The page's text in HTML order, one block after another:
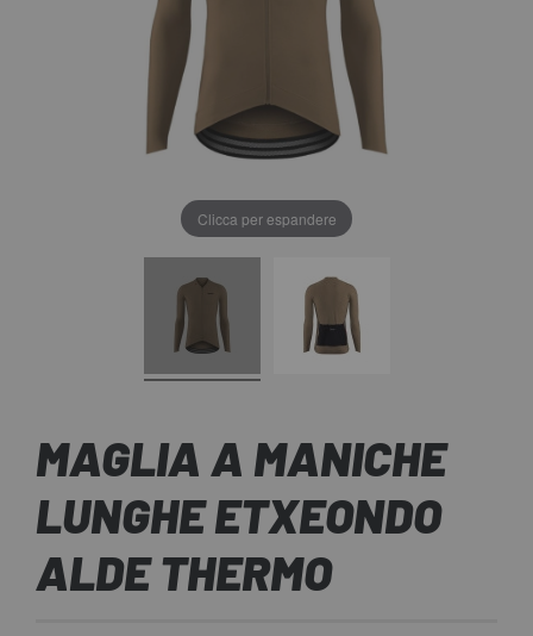
Clicca per espandere
MAGLIA A MANICHE
LUNGHE ETXEONDO
ALDE THERMO